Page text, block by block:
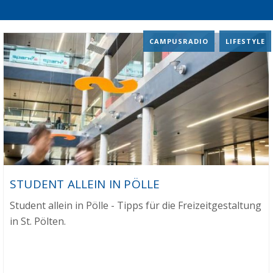
STUDENT ALLEIN IN PÖLLE
CAMPUSRADIO , LIFESTYLE
Student allein in Pölle - Tipps für die Freizeitgestaltung
in St. Pölten.